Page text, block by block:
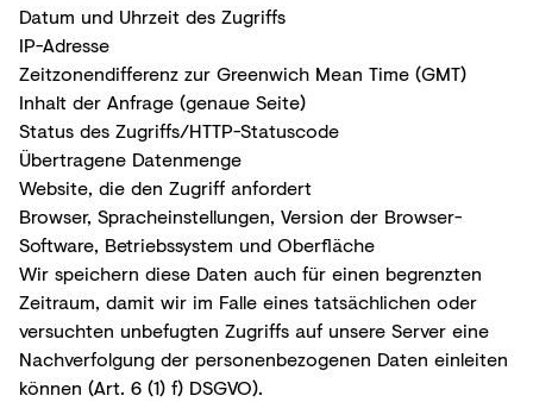
Datum und Uhrzeit des Zugriffs
IP-Adresse
Zeitzonendifferenz zur Greenwich Mean Time (GMT)
Inhalt der Anfrage (genaue Seite)
Status des Zugriffs/HTTP-Statuscode
Übertragene Datenmenge
Website, die den Zugriff anfordert
Browser, Spracheinstellungen, Version der Browser-
Software, Betriebssystem und Oberfläche
Wir speichern diese Daten auch für einen begrenzten
Zeitraum, damit wir im Falle eines tatsächlichen oder
versuchten unbefugten Zugriffs auf unsere Server eine
Nachverfolgung der personenbezogenen Daten einleiten
können (Art. 6 (1) f) DSGVO).